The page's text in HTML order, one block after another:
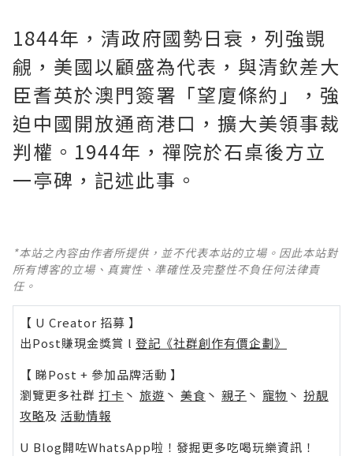
1844年，清政府國勢日衰，列強覬
覦，美國以顧盛為代表，與清欽差大
臣耆英於澳門簽署「望廈條約」，強
迫中國開放通商港口，擴大美領事裁
判權。1944年，禪院於石桌後方立
一亭碑，記述此事。
*本站之內容由作者所提供，並不代表本站的立場。因此本站對
所有博客的立場、真實性、準確性及完整性不負任何法律責
任。
【 U Creator 招募 】
出Post賺現金獎賞 l 登記《社群創作有價企劃》
【 睇Post + 參加品牌活動 】
瀏覽更多社群 打卡 丶 旅遊 丶 美食 丶 親子 丶 寵物 丶 扮靚
攻略及 活動情報
U Blog開咗WhatsApp啦！發掘更多吃喝玩樂資訊！